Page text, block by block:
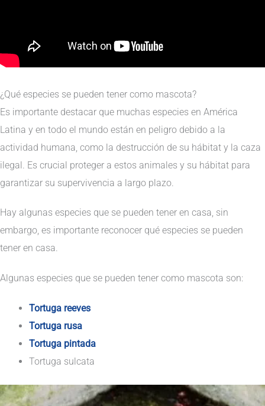
¿Qué especies se pueden tener como mascota?
Es importante destacar que muchas especies en América
Latina y en todo el mundo están en peligro debido a la
actividad humana, como la destrucción de su hábitat y la caza
ilegal. Es crucial proteger a estos animales y su hábitat para
garantizar su supervivencia a largo plazo.
Hay algunas especies que se pueden tener en casa, sin
embargo, es importante reconocer qué especies se pueden
tener en casa.
Algunas especies que se pueden tener como mascota son:
Tortuga reeves
Tortuga rusa
Tortuga pintada
Tortuga sulcata